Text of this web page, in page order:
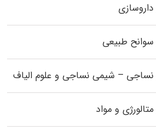
طبیعی
– شیمی نساجی و علوم الیاف
و مواد